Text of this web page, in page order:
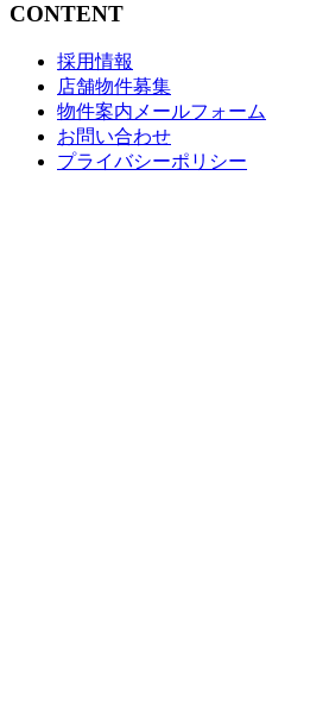
CONTENT
採用情報
店舗物件募集
物件案内メールフォーム
お問い合わせ
プライバシーポリシー